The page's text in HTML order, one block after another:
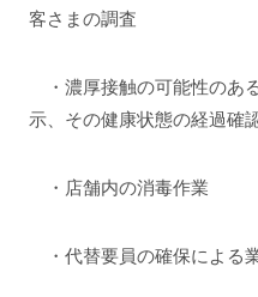
客さまの調査
・濃厚接触の可能性のあ
示、その健康状態の経過確
・店舗内の消毒作業
・代替要員の確保による